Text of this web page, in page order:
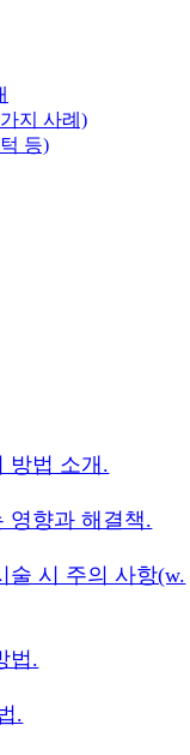
지 사례)
등)
방법 소개.
영향과 해결책.
술 시 주의 사항(w.
법.
.